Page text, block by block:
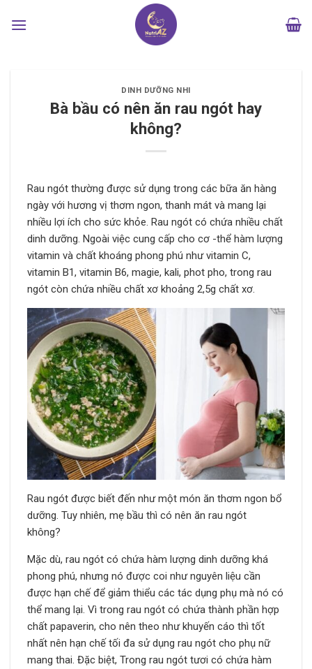
qua
DINH DƯỠNG NHI
Bà bầu có nên ăn rau ngót hay
không?
Rau ngót thường được sử dụng trong các bữa ăn hàng
ngày với hương vị thơm ngon, thanh mát và mang lại
nhiều lợi ích cho sức khỏe. Rau ngót có chứa nhiều chất
dinh dưỡng. Ngoài việc cung cấp cho cơ -thể hàm lượng
vitamin và chất khoáng phong phú nhưvitamin C,
vitamin B1, vitamin B6, magie, kali, phot pho, trong rau
ngót còn chứa nhiều chất xơ khoảng 2,5g chất xơ.
Rau ngót được biết đến như một món ăn thơm ngon bổ
dưỡng. Tuy nhiên, mẹ bầu thì có nên ăn rau ngót
không?
Mặc dù, rau ngót có chứa hàm lượng dinh dưỡng khá
phong phú, nhưng nó được coi như nguyên liệu cần
được hạn chế để giảm thiểu các tác dụng phụ mà nó có
thể mang lại. Vì trong rau ngót có chứa thành phần hợp
chất papaverin, cho nên theo như khuyến cáo thì tốt
nhất nên hạn chế tối đa sử dụng rau ngót cho phụ nữ
mang thai. Đặc biệt, Trong rau ngót tươi có chứa hàm